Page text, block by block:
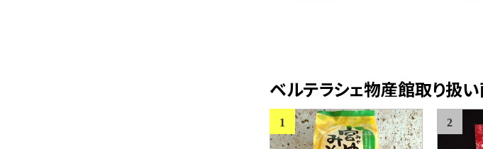
ベルテラシェ物産館取り扱
1 2